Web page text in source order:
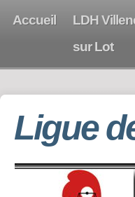
Accueil
LDH
sur Lot
Ligue